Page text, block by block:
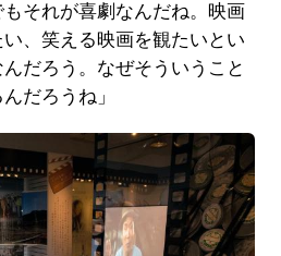
それが喜劇なんだね。映画
、笑える映画を観たいとい
だろう。なぜそういうこと
だろうね」